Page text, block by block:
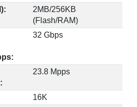
2MB/256KB
(Flash/RAM)
32 Gbps
23.8 Mpps
16K